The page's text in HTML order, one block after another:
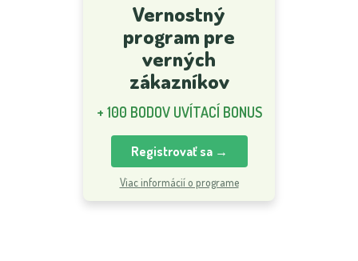
Vernostný
program pre
verných
zákazníkov
+ 100 BODOV UVÍTACÍ BONUS
Registrovať sa →
Viac informácií o programe